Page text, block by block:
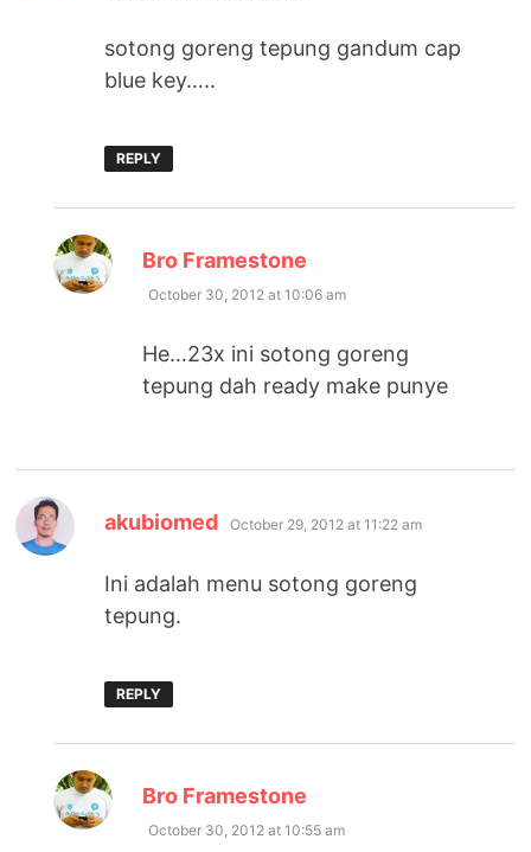
sotong goreng tepung gandum cap
blue key…..
REPLY
Bro Framestone
October 30, 2012 at 10:06 am
He…23x ini sotong goreng
tepung dah ready make punye
akubiomed says:
October 29, 2012 at 11:22 am
Ini adalah menu sotong goreng
tepung.
REPLY
Bro Framestone
October 30, 2012 at 10:55 am